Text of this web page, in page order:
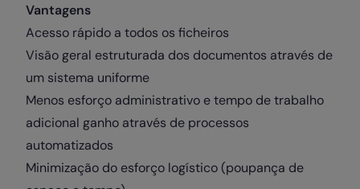
Vantagens
Acesso rápido a todos os ficheiros
Visão geral estruturada dos documentos através de
um sistema uniforme
Menos esforço administrativo e tempo de trabalho
adicional ganho através de processos
automatizados
Minimização do esforço logístico (poupança de